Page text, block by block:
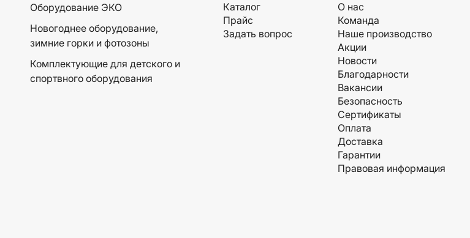
Оборудование ЭКО
Новогоднее оборудование,
зимние горки и фотозоны
Комплектующие для детского и
спортвного оборудования
Каталог
Прайс
Задать вопрос
О нас
Команда
Наше производство
Акции
Новости
Благодарности
Вакансии
Безопасность
Сертификаты
Оплата
Доставка
Гарантии
Правовая информация